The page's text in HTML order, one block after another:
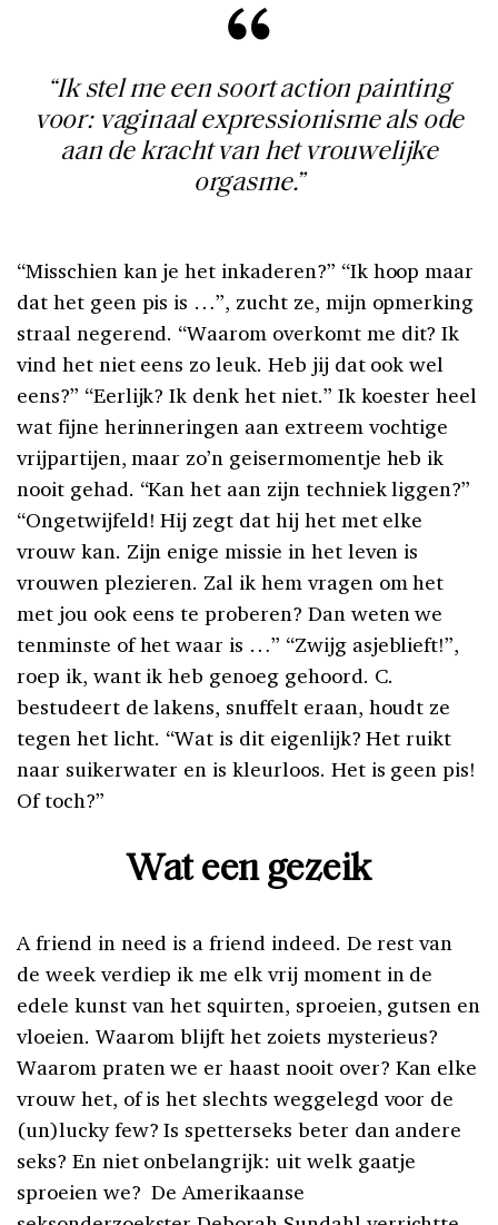
“Ik stel me een soort action painting
voor: vaginaal expressionisme als ode
aan de kracht van het vrouwelijke
orgasme.”
“Misschien kan je het inkaderen?” “Ik hoop maar
dat het geen pis is …”, zucht ze, mijn opmerking
straal negerend. “Waarom overkomt me dit? Ik
vind het niet eens zo leuk. Heb jij dat ook wel
eens?” “Eerlijk? Ik denk het niet.” Ik koester heel
wat fijne herinneringen aan extreem vochtige
vrijpartijen, maar zo’n geisermomentje heb ik
nooit gehad. “Kan het aan zijn techniek liggen?”
“Ongetwijfeld! Hij zegt dat hij het met elke
vrouw kan. Zijn enige missie in het leven is
vrouwen plezieren. Zal ik hem vragen om het
met jou ook eens te proberen? Dan weten we
tenminste of het waar is …” “Zwijg asjeblieft!”,
roep ik, want ik heb genoeg gehoord. C.
bestudeert de lakens, snuffelt eraan, houdt ze
tegen het licht. “Wat is dit eigenlijk? Het ruikt
naar suikerwater en is kleurloos. Het is geen pis!
Of toch?”
Wat een gezeik
A friend in need is a friend indeed. De rest van
de week verdiep ik me elk vrij moment in de
edele kunst van het squirten, sproeien, gutsen en
vloeien. Waarom blijft het zoiets mysterieus?
Waarom praten we er haast nooit over? Kan elke
vrouw het, of is het slechts weggelegd voor de
(un)lucky few? Is spetterseks beter dan andere
seks? En niet onbelangrijk: uit welk gaatje
sproeien we? De Amerikaanse